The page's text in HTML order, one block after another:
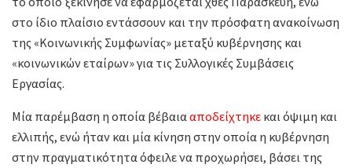
στο ίδιο πλαίσιο εντάσσουν και την πρόσφατη ανακοίνωση
της «Κοινωνικής Συμφωνίας» μεταξύ κυβέρνησης και
«κοινωνικών εταίρων» για τις Συλλογικές Συμβάσεις
Εργασίας.
Μία παρέμβαση η οποία βέβαιααποδείχτηκε και όψιμη και
ελλιπής, ενώ ήταν και μία κίνηση στην οποία η κυβέρνηση
στην πραγματικότητα όφειλε να προχωρήσει, βάσει της